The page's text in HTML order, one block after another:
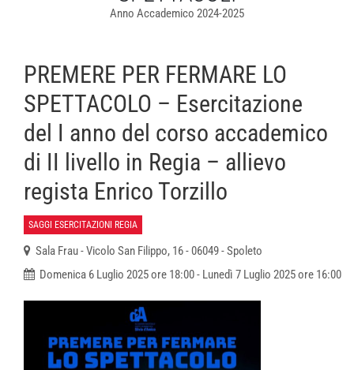
Anno Accademico 2024-2025
PREMERE PER FERMARE LO
SPETTACOLO – Esercitazione
del I anno del corso accademico
di II livello in Regia – allievo
regista Enrico Torzillo
SAGGI ESERCITAZIONI REGIA
Sala Frau - Vicolo San Filippo, 16 - 06049 - Spoleto
Domenica 6 Luglio 2025 ore 18:00 - Lunedì 7 Luglio 2025 ore 16:00